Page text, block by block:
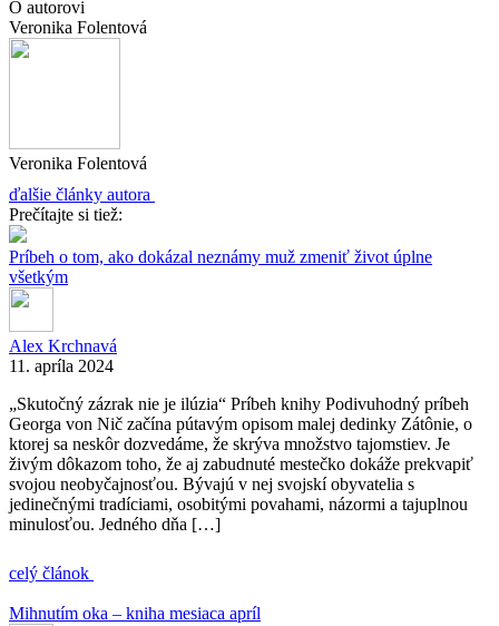
O autorovi
Veronika Folentová
Veronika Folentová
ďalšie články autora
Prečítajte si tiež:
Príbeh o tom, ako dokázal neznámy muž zmeniť život úplne
všetkým
Alex Krchnavá
11. apríla 2024
„Skutočný zázrak nie je ilúzia“ Príbeh knihy Podivuhodný príbeh
Georga von Nič začína pútavým opisom malej dedinky Zátônie, o
ktorej sa neskôr dozvedáme, že skrýva množstvo tajomstiev. Je
živým dôkazom toho, že aj zabudnuté mestečko dokáže prekvapiť
svojou neobyčajnosťou. Bývajú v nej svojskí obyvatelia s
jedinečnými tradíciami, osobitými povahami, názormi a tajuplnou
minulosťou. Jedného dňa […]
celý článok
Mihnutím oka – kniha mesiaca apríl